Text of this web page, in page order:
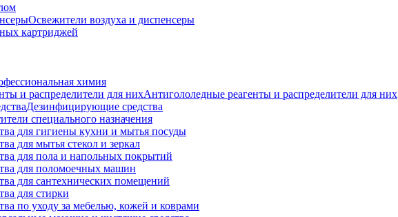
Освежители воздуха и диспенсеры
картриджей
химия
Антигололедные реагенты и распределители для них
Дезинфицирующие средства
специального назначения
для гигиены кухни и мытья посуды
для мытья стекол и зеркал
для пола и напольных покрытий
для поломоечных машин
для сантехнических помещений
для стирки
по уходу за мебелью, кожей и коврами